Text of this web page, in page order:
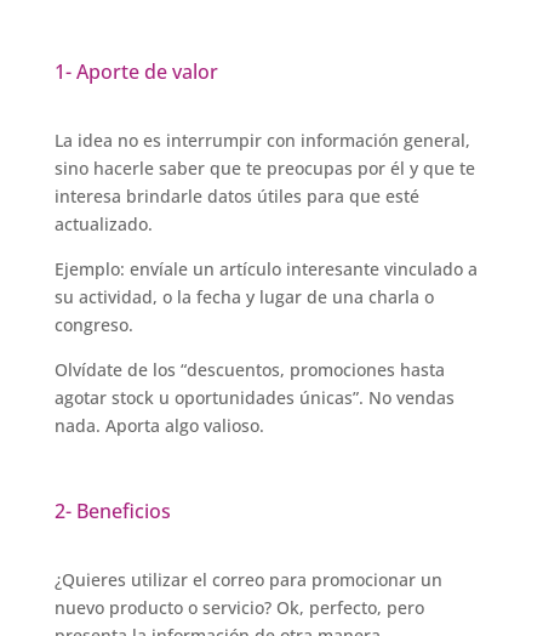
1- Aporte de valor
La idea no es interrumpir con información general,
sino hacerle saber que te preocupas por él y que te
interesa brindarle datos útiles para que esté
actualizado.
Ejemplo: envíale un artículo interesante vinculado a
su actividad, o la fecha y lugar de una charla o
congreso.
Olvídate de los “descuentos, promociones hasta
agotar stock u oportunidades únicas”. No vendas
nada. Aporta algo valioso.
2- Beneficios
¿Quieres utilizar el correo para promocionar un
nuevo producto o servicio? Ok, perfecto, pero